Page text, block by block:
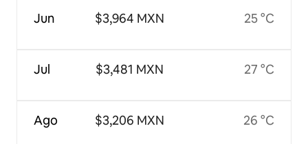
Jun
Jul
Ago
$3,964 MXN
$3,481 MXN
$3,206 MXN
25 °C
27 °C
26 °C